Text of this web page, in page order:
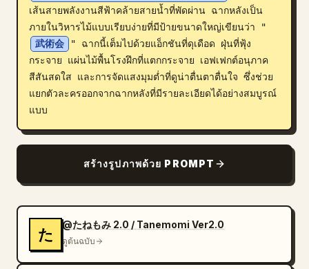
เส้นสายพลังงานสีฟ้าคล้ายสายน้ำที่พัดผ่าน ฉากหลังเป็น
ภายในวิหารไม้แบบเรียบง่ายที่มีป้ายขนาดใหญ่เขียนว่า "
武術会
" ฉากนี้เต็มไปด้วยแอ็กชันที่ดุเดือด ฝุ่นที่ฟุ้ง
กระจาย แผ่นไม้พื้นโรงฝึกที่แตกกระจาย เอฟเฟกต์อนุภาค
สีสันสดใส และการจัดแสงมุมต่ำที่ดูน่าตื่นตาตื่นใจ ซึ่งช่วย
แยกตัวละครออกจากฉากหลังที่มีรายละเอียดได้อย่างสมบูรณ์
แบบ
สร้างรูปภาพด้วย PROMPT
た
@たねもみ 2.0 / Tanemomi Ver2.0
ดูต้นฉบับ